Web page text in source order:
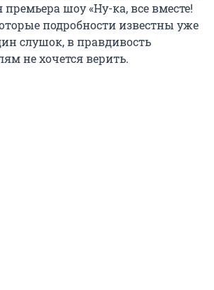
премьера шоу «Ну-ка, все вместе!
подробности известны уже
слушок, в правдивость
не хочется верить.